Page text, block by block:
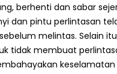
berhenti dan sabar
dan pintu perlintasan
melintas. Selain
tidak membuat
keselamatan